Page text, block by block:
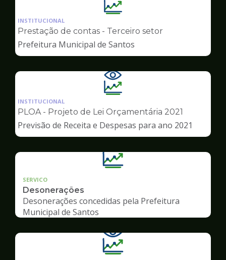
Ilustração
da
pagina
de
Transparência
INSTITUCIONAL
Prestação de contas - Terceiro setor
Prefeitura Municipal de Santos
Ilustração
da
pagina
Transparência
INSTITUCIONAL
PLOA - Projeto de Lei Orçamentária 2021
Previsão de Receita e Despesas para ano 2021
SERVICO
Desonerações
Desonerações concedidas pela Prefeitura
Municipal de Santos